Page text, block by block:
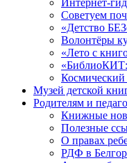
Советуем
«Детство
Волонтёры
«Лето с
«БиблиоКИТ:
Космический
Музей детской
Родителям и
Книжные
Полезные
О правах
РДФ в